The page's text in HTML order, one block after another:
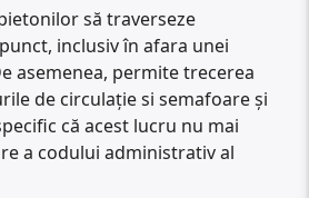
să traverseze
inclusiv în afara unei
asemenea, permite trecerea
de circulație si semafoare și
că acest lucru nu mai
a codului administrativ al